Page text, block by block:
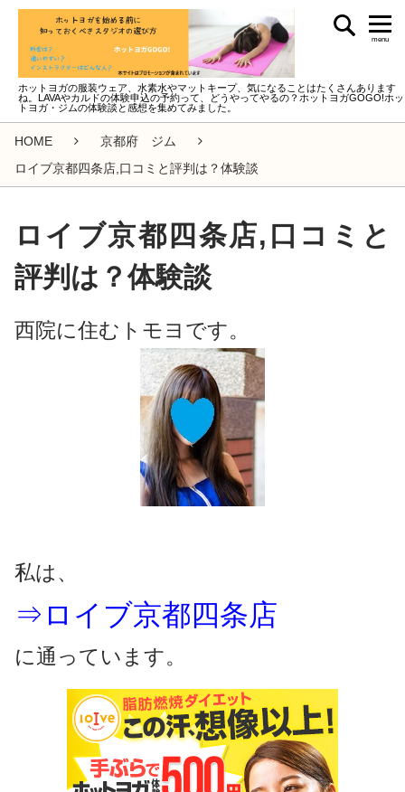
ホットヨガの服装ウェア、水素水やマットキープ、気になることはたくさんあります
ね。LAVAやカルドの体験申込の予約って、どうやってやるの？ホットヨガGOGO!ホッ
トヨガ・ジムの体験談と感想を集めてみました。
menu
HOME
京都府 ジム
ロイブ京都四条店,口コミと評判は？体験談
ロイブ京都四条店,口コミと
評判は？体験談
西院に住むトモヨです。
私は、
⇒ロイブ京都四条店
に通っています。